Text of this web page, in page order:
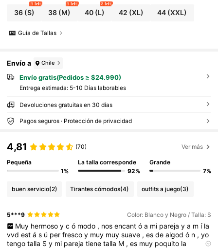
36(S)
5 left
38 (M)
5 left
40(L)
8 left
42 (XL) 44 (XXL)
Guía de Tallas
Envío a Chile
Envío gratis(Pedidos ≥ $24.990)
Entrega estimada: 5-10 Días laborables
Devoluciones gratuitas en 30 días
Pagos seguros · Protección de privacidad
4,81 (70) Ver más
Pequeña
1%
La talla corresponde
92%
Grande
7%
buen servicio(2) Tirantes cómodos(4) outfits a juego(3)
5***9 Color: Blanco y Negro / Talla: S
Muy hermoso y c ó modo , nos encant ó a mi pareja y a m í la
vvdestás ú perfrescoy muy muysuave ,esdealgodó n ,yo
tengotalla Sy mi parejatienetalla M ,es muy poquito la